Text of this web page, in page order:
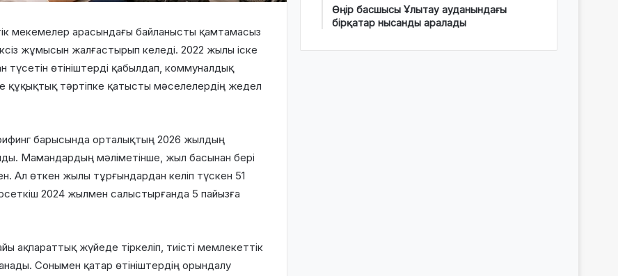
мекемелер арасындағы байланысты қамтамасыз
жұмысын жалғастырып келеді. 2022 жылы іске
түсетін өтініштерді қабылдап, коммуналдық
құқықтық тәртіпке қатысты мәселелердің жедел
барысында орталықтың 2026 жылдың
Мамандардың мәліметінше, жыл басынан бері
Ал өткен жылы тұрғындардан келіп түскен 51
2024 жылмен салыстырғанда 5 пайызға
ақпараттық жүйеде тіркеліп, тиісті мемлекеттік
Сонымен қатар өтініштердің орындалу
Өңір басшысы Ұлытау ауданындағы
бірқатар нысанды аралады